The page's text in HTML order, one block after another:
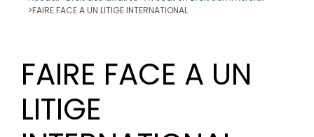
>FAIRE FACE A UN LITIGE INTERNATIONAL
FAIRE FACE A UN
LITIGE